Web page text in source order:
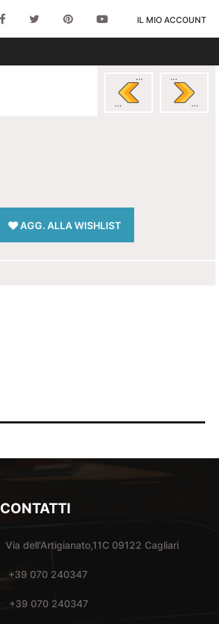
IL MIO ACCOUNT
AGG. ALLA WISHLIST
CONTATTI
Via dell'Artigianato,11C 09122 Cagliari
+39 070 240347
+39 070 240347